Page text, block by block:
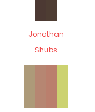
Jonathan
Shubs